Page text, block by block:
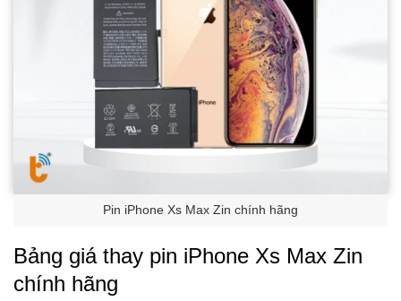
Pin iPhone Xs Max Zin chính hãng
Bảng giá thay pin iPhone Xs Max Zin
chính hãng